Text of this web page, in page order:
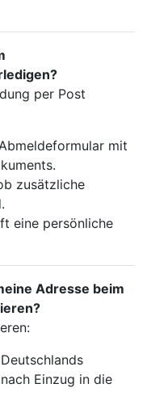
per Post
mit
zusätzliche
eine persönliche
Adresse beim
Einzug in die